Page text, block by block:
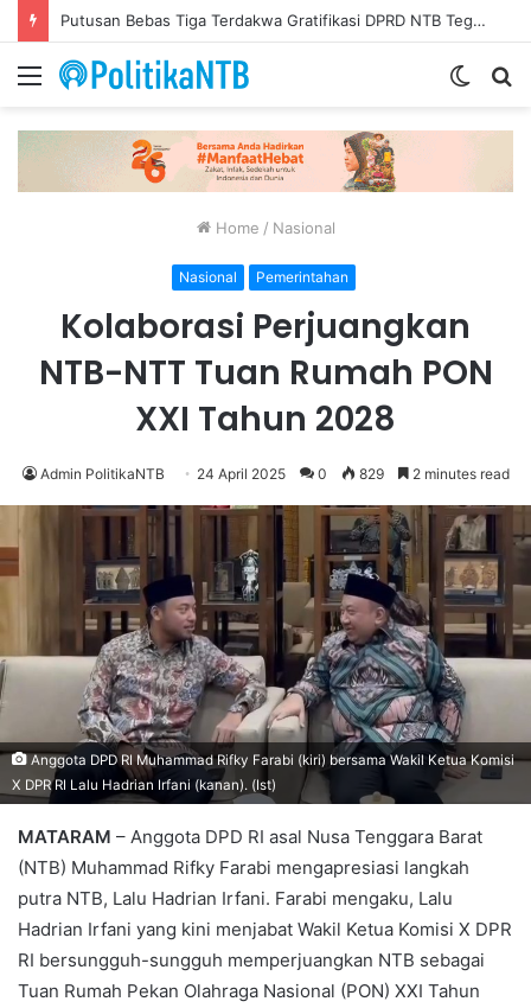
Putusan Bebas Tiga Terdakwa Gratifikasi DPRD NTB Tegaskan Keadilan Berdasarkan Fakta Persidangan
Menu
Switch
Home / Nasional
Nasional Pemerintahan
Kolaborasi Perjuangkan
NTB-NTT Tuan Rumah PON
XXI Tahun 2028
Admin PolitikaNTB 24 April 2025 0 829 2 minutes read
Anggota DPD RI Muhammad Rifky Farabi (kiri) bersama Wakil Ketua Komisi
X DPR RI Lalu Hadrian Irfani (kanan). (Ist)
MATARAM – Anggota DPD RI asal Nusa Tenggara Barat
(NTB) Muhammad Rifky Farabi mengapresiasi langkah
putra NTB, Lalu Hadrian Irfani. Farabi mengaku, Lalu
Hadrian Irfani yang kini menjabat Wakil Ketua Komisi X DPR
RI bersungguh-sungguh memperjuangkan NTB sebagai
Tuan Rumah Pekan Olahraga Nasional (PON) XXI Tahun